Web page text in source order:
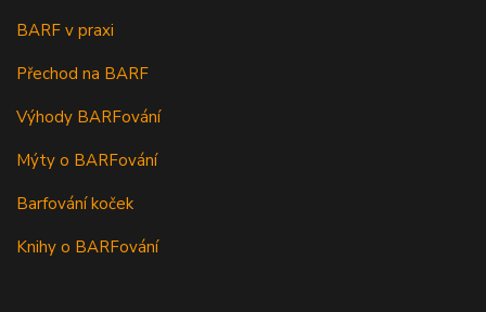
BARF v praxi
Přechod na BARF
Výhody BARFování
Mýty o BARFování
Barfování koček
Knihy o BARFování